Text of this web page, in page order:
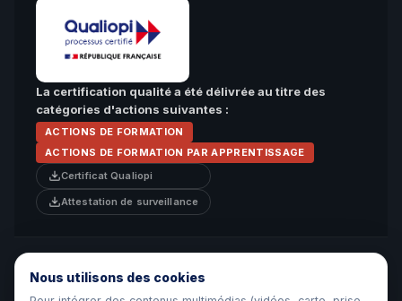
Nous utilisons des cookies
La certification qualité a été délivrée au titre des
catégories d'actions suivantes :
ACTIONS DE FORMATION
ACTIONS DE FORMATION PAR APPRENTISSAGE
Certificat Qualiopi
Attestation de surveillance
© 2026 Beforma · Organisme de formation privé · Centre de
Formation & CFA · 5 Chemin Grand Canal, Saint-Denis, La Réunion.